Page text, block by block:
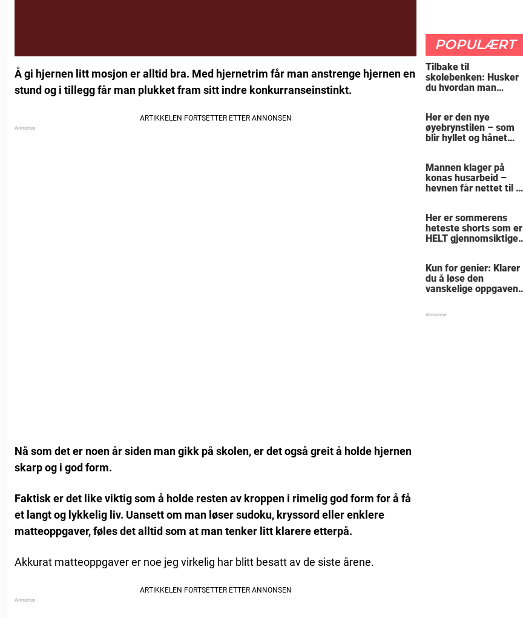
Å gi hjernen litt mosjon er alltid bra. Med hjernetrim får man anstrenge hjernen en
stund og i tillegg får man plukket fram sitt indre konkurranseinstinkt.
Nå som det er noen år siden man gikk på skolen, er det også greit å holde hjernen
skarp og i god form.
Faktisk er det like viktig som å holde resten av kroppen i rimelig god form for å få
et langt og lykkelig liv. Uansett om man løser sudoku, kryssord eller enklere
matteoppgaver, føles det alltid som at man tenker litt klarere etterpå.
Akkurat matteoppgaver er noe jeg virkelig har blitt besatt av de siste årene.
POPULÆRT
Tilbake til
skolebenken: Husker
du hvordan man
Her er den nye
øyebrynstilen – som
blir hyllet og hånet
Mannen klager på
konas husarbeid –
hevnen får nettet til å
Her er sommerens
heteste shorts som er
HELT gjennomsiktige
Kun for genier: Klarer
du å løse den
vanskelige oppgaven